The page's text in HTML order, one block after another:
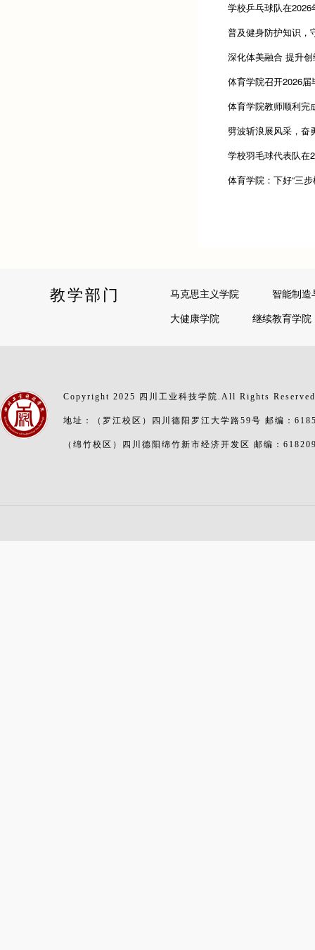
学校乒乓球队在2026
普及健身防护知识
深化体美融合 提升
体育学院召开2026
体育学院教师顺利完
劈波斩浪展风采，
学校羽毛球代表队在
体育学院：下好“三
教学部门 马克思主义学院
智能制造
大健康学院
继续教育学院
Copyright 2025 四川工业科技学院.All Rights
地址：（罗江校区）四川德阳罗江大学路59号 邮编：
（绵竹校区）四川德阳绵竹新市经济开发区 邮编：